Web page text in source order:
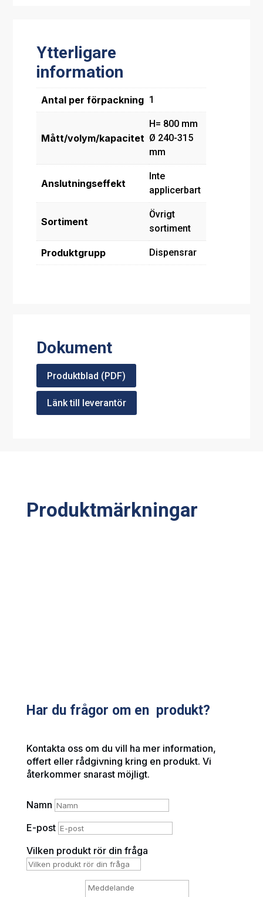
Ytterligare
information
Antal per förpackning 1
Mått/volym/kapacitet
H= 800 mm
Ø 240-315
mm
Anslutningseffekt
Inte
applicerbart
Sortiment
Övrigt
sortiment
Produktgrupp Dispensrar
Dokument
Produktblad (PDF)
Länk till leverantör
Produktmärkningar
Har du frågor om en produkt?
Kontakta oss om du vill ha mer information,
offert eller rådgivning kring en produkt. Vi
återkommer snarast möjligt.
Namn
E-post
Vilken produkt rör din fråga